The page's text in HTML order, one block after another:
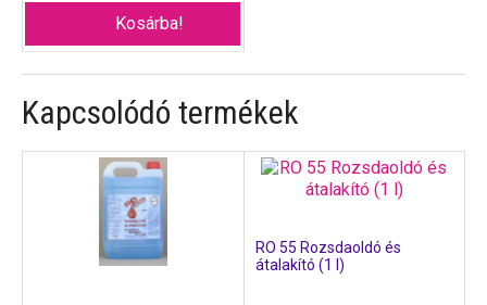
Kosárba!
Kapcsolódó termékek
RO 55 Rozsdaoldó és
átalakító (1 l)